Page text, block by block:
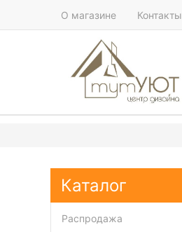
О магазине Контакты
Каталог
Распродажа